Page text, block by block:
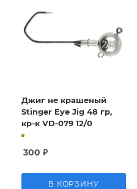
Джиг не крашеный
Stinger Eye Jig 48 гр,
кр-к VD-079 12/0
300 ₽
В КОРЗИНУ